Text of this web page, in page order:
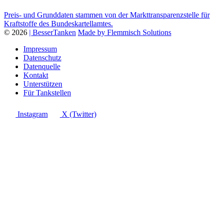
Preis- und Grunddaten stammen von der Markttransparenzstelle für
Kraftstoffe des Bundeskartellamtes.
© 2026 | BesserTanken Made by Flemmisch Solutions
Impressum
Datenschutz
Datenquelle
Kontakt
Unterstützen
Für Tankstellen
Instagram X (Twitter)